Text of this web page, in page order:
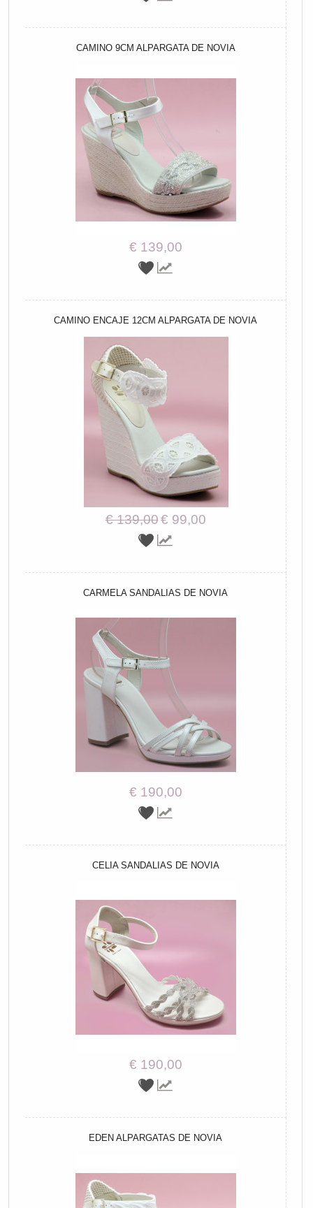
CAMINO 9CM ALPARGATA DE NOVIA
€ 139,00
CAMINO ENCAJE 12CM ALPARGATA DE NOVIA
€ 139,00€ 99,00
CARMELA SANDALIAS DE NOVIA
€ 190,00
CELIA SANDALIAS DE NOVIA
€ 190,00
EDEN ALPARGATAS DE NOVIA